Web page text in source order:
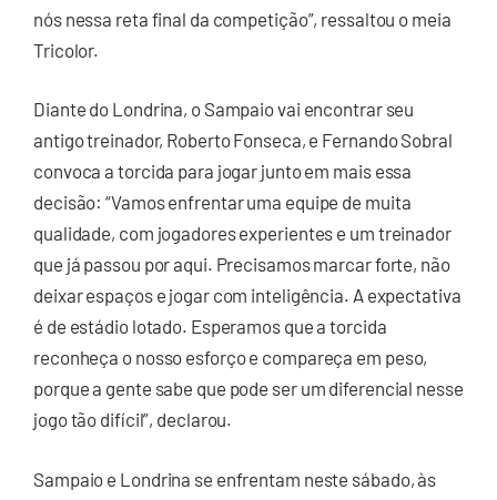
nós nessa reta final da competição”, ressaltou o meia
Tricolor.
Diante do Londrina, o Sampaio vai encontrar seu
antigo treinador, Roberto Fonseca, e Fernando Sobral
convoca a torcida para jogar junto em mais essa
decisão: “Vamos enfrentar uma equipe de muita
qualidade, com jogadores experientes e um treinador
que já passou por aqui. Precisamos marcar forte, não
deixar espaços e jogar com inteligência. A expectativa
é de estádio lotado. Esperamos que a torcida
reconheça o nosso esforço e compareça em peso,
porque a gente sabe que pode ser um diferencial nesse
jogo tão difícil”, declarou.
Sampaio e Londrina se enfrentam neste sábado, às